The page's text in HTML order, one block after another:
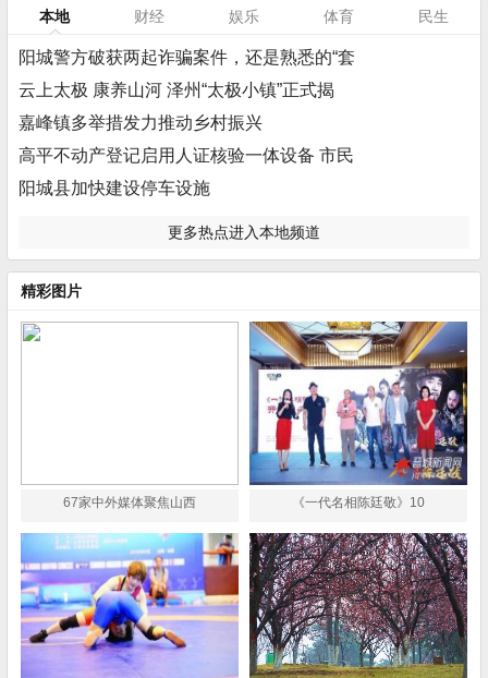
本地 财经 娱乐 体育 民生
阳城警方破获两起诈骗案件，还是熟悉的“套
云上太极 康养山河 泽州“太极小镇”正式揭
嘉峰镇多举措发力推动乡村振兴
高平不动产登记启用人证核验一体设备 市民
阳城县加快建设停车设施
更多热点进入本地频道
精彩图片
67家中外媒体聚焦山西 《一代名相陈廷敬》10